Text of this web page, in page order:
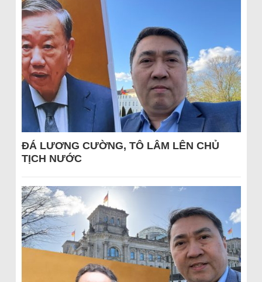
ĐÁ LƯƠNG CƯỜNG, TÔ LÂM LÊN CHỦ
TỊCH NƯỚC